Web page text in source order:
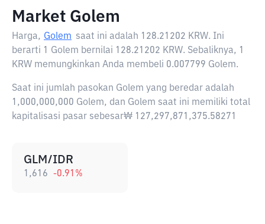
Market Golem
Harga, Golem saat ini adalah 128.21202 KRW. Ini
berarti 1 Golem bernilai 128.21202 KRW. Sebaliknya, 1
KRW memungkinkan Anda membeli 0.007799 Golem.
Saat ini jumlah pasokan Golem yang beredar adalah
1,000,000,000 Golem, dan Golem saat ini memiliki total
kapitalisasi pasar sebesar₩ 127,297,871,375.58271
GLM/IDR
1,616 -0.91 %